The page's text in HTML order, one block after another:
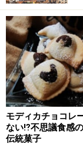
＜DATA＞
■La Ciliegina
住所：Via Paolo
TEL：+39-081-
アクセス：ム
約3キロメート
料金：136ユーロ
モディカチョコレ
ない⁉不思議食感
伝統菓子